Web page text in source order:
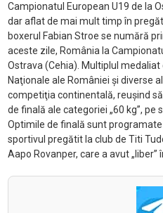
Campionatul European U19 de la
dar aflat de mai mult timp în
boxerul Fabian Stroe se numără
aceste zile, România la
Ostrava (Cehia). Multiplul
Naţionale ale României şi diverse
competiţia continentală, reuşind
de finală ale categoriei „60 kg”, pe
Optimile de finală sunt
sportivul pregătit la club de Titi
Aapo Rovanper, care a avut „liber”